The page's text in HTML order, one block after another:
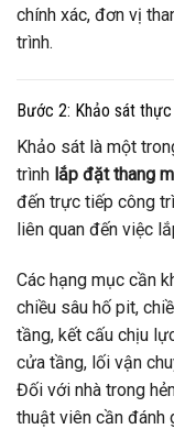
chính xác, đơn vị
trình.
Bước 2: Khảo sát
Khảo sát là một
trình lắp đặt thang
đến trực tiếp công
liên quan đến việc
Các hạng mục cần
chiều sâu hố pit,
tầng, kết cấu chịu
cửa tầng, lối vận
Đối với nhà trong
thuật viên cần đánh